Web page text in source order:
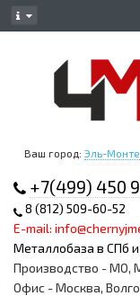
Ваш город: Эль-Монте
+7(499) 450
8 (812) 509-60-52
E-mail:
Металлобаза в СПб
Производство - МО,
Офис - Москва,